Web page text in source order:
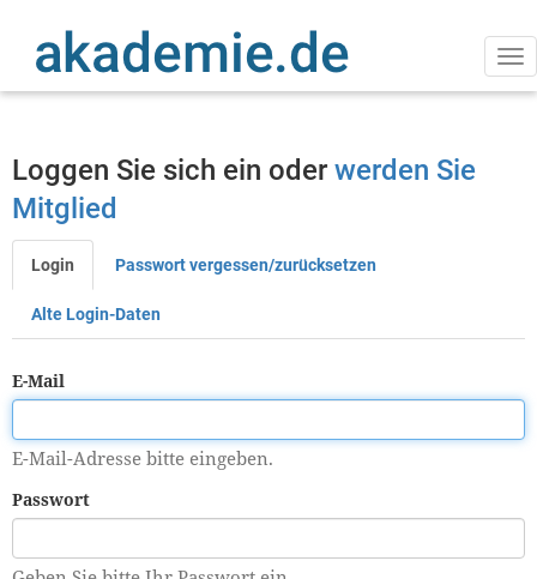
Inhalt
Loggen Sie sich ein oder werden Sie
Mitglied
Primäre
Reiter
Login Passwort vergessen/zurücksetzen
Alte Login-Daten
E-Mail
E-Mail-Adresse bitte eingeben.
Passwort